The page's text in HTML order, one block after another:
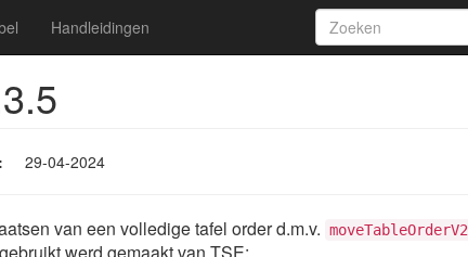
Handleidingen
29-04-2024
van een volledige tafel order d.m.v. moveTableOrderV2